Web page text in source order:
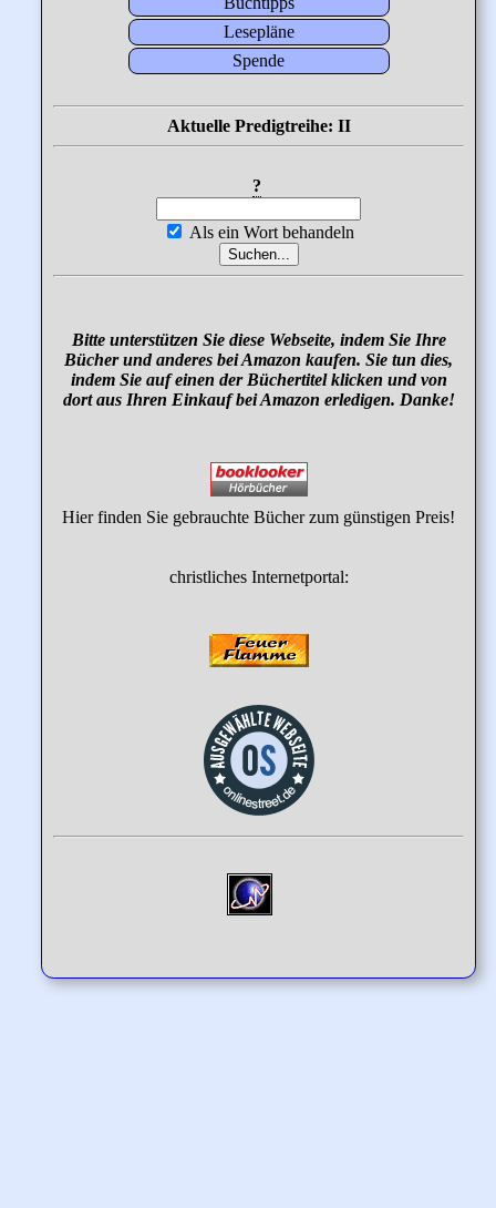
Lesepläne
Spende
Aktuelle Predigtreihe: II
?
Als ein Wort behandeln
Bitte unterstützen Sie diese Webseite, indem Sie Ihre
Bücher und anderes bei Amazon kaufen. Sie tun dies,
indem Sie auf einen der Büchertitel klicken und von
dort aus Ihren Einkauf bei Amazon erledigen. Danke!
Hier finden Sie gebrauchte Bücher zum günstigen Preis!
christliches Internetportal: